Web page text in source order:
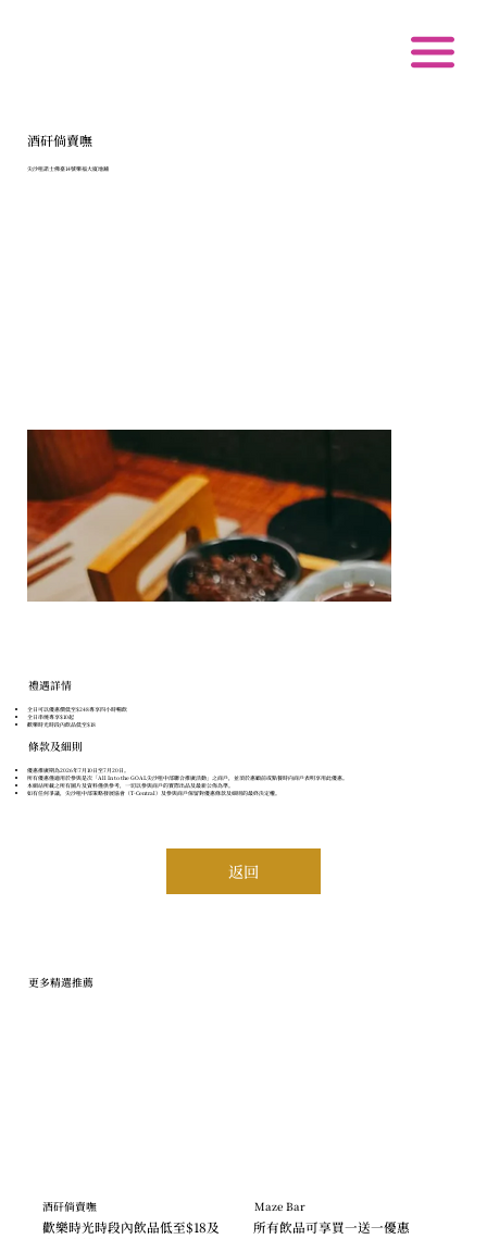
酒矸倘賣嘸
尖沙咀諾士佛臺14號樂福大廈地舖
​禮遇詳情
全日可以優惠價低至$248專享四小時暢飲
全日串燒專享$10起
歡樂時光時段內飲品低至$18
條款及細則
優惠推廣期為2026年7月10日至7月20日。
所有優惠僅適用於參與是次「All In to the GOAL尖沙咀中部聯合推廣活動」之商戶，並須於惠顧前或點餐時向商戶表明享用此優惠。
本網站所載之所有圖片及資料僅供參考，一切以參與商戶的實際出品及最新公佈為準。
如有任何爭議，尖沙咀中部策略發展協會（T-Central）及參與商戶保留對優惠條款及細則的最終決定權。
返回
更多精選推薦
酒矸倘賣嘸
歡樂時光時段內飲品低至$18及
Maze Bar
所有飲品可享買一送一優惠